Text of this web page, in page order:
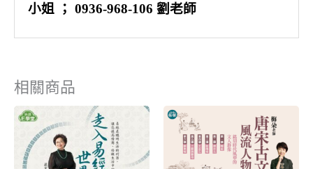
小姐 ； 0936-968-106 劉老師
相關商品
始
價
格：
NT$4,500。
前
價
格：
NT$2,999。
價
格：
NT$5,800。
前
價
格：
NT$3,000。